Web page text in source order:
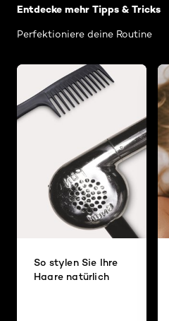
Entdecke mehr Tipps & Tricks
Perfektioniere deine Routine
So stylen Sie Ihre
Haare natürlich